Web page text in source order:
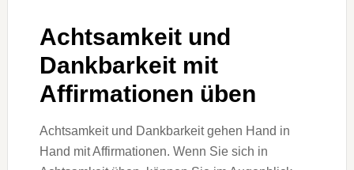
Achtsamkeit und
Dankbarkeit mit
Affirmationen üben
Achtsamkeit und Dankbarkeit gehen Hand in
Hand mit Affirmationen. Wenn Sie sich in